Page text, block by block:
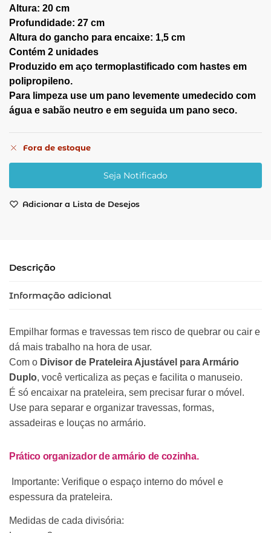
Altura: 20 cm
Profundidade: 27 cm
Altura do gancho para encaixe: 1,5 cm
Contém 2 unidades
Produzido em aço termoplastificado com hastes em
polipropileno.
Para limpeza use um pano levemente umedecido com
água e sabão neutro e em seguida um pano seco.
Fora de estoque
Adicionar a Lista de Desejos
Descrição
Informação adicional
Empilhar formas e travessas tem risco de quebrar ou cair e
dá mais trabalho na hora de usar.
Com o Divisor de Prateleira Ajustável para Armário
Duplo, você verticaliza as peças e facilita o manuseio.
É só encaixar na prateleira, sem precisar furar o móvel.
Use para separar e organizar travessas, formas,
assadeiras e louças no armário.
Prático organizador de armário de cozinha.
Importante: Verifique o espaço interno do móvel e
espessura da prateleira.
Medidas de cada divisória: